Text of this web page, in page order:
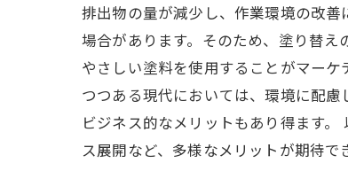
排出物の量が減少し、作業環境の改
場合があります。そのため、塗り替
やさしい塗料を使用することがマー
つつある現代においては、環境に配
ビジネス的なメリットもあり得ます
ス展開など、多様なメリットが期待で